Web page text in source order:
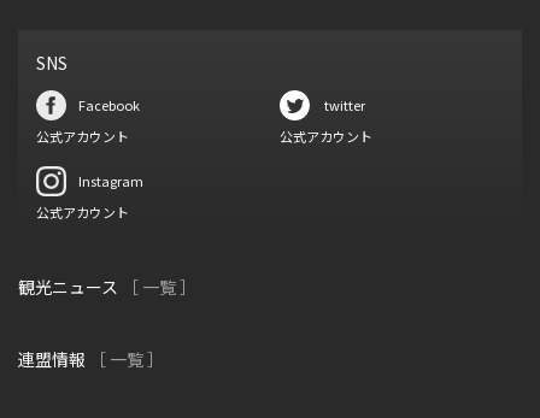
SNS
Facebook
公式アカウント
twitter
公式アカウント
Instagram
公式アカウント
観光ニュース ［ 一覧 ］
連盟情報 ［ 一覧 ］